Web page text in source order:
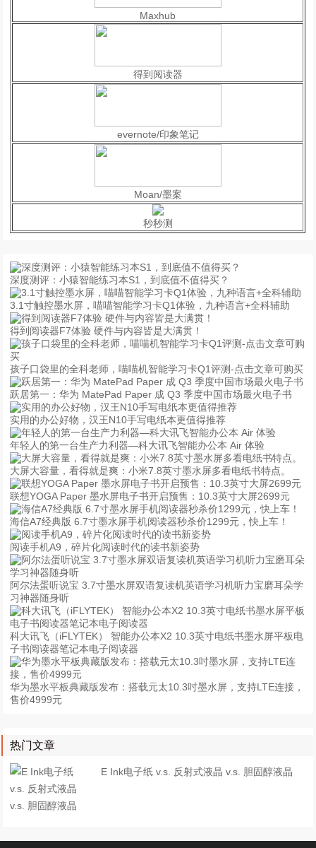
Maxhub
得到阅读器
evernote/印象笔记
Moan/墨案
秒秒测
深度测评：小猿智能练习本S1，到底值不值得买？
3.1寸触控墨水屏，喵喵智能学习卡Q1体验，九种语言+全科辅助
得到阅读器F7体验 硬件与内容皆是大满贯！
孩子口袋里的全科老师，喵喵机智能学习卡Q1评测-点击文章可购买
跃居第一：华为 MatePad Paper 成 Q3 季度中国市场最火电子书
实用的办公好物，汉王N10手写电纸本更值得推荐
年轻人的第一台生产力利器—科大讯飞智能办公本 Air 体验
大屏大容量，看得就是爽：小米7.8英寸墨水屏多看电纸书特点。
联想YOGA Paper 墨水屏电子书开启预售：10.3英寸大屏2699元
海信A7经典版 6.7寸墨水屏手机阅读器秒杀价1299元，快上车！
阅读手机A9，碎片化阅读时代的读书新姿势
阿尔法蛋听说宝 3.7寸墨水屏双语复读机英语学习机听力宝磨耳朵学
习神器随身听
科大讯飞（iFLYTEK） 智能办公本X2 10.3英寸电纸书墨水屏平板电
子书阅读器笔记本电子阅读器
华为墨水平板典藏版发布：搭载元太10.3吋墨水屏，支持LTE连接，
售价4999元
热门文章
E Ink电子纸 v.s. 反射式液晶 v.s. 胆固醇液晶